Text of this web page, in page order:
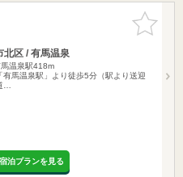
お気に入
りに追加
北区 / 有馬温泉
温泉駅418m
有馬温泉駅」より徒歩5分（駅より送迎
…
泊プランを見る